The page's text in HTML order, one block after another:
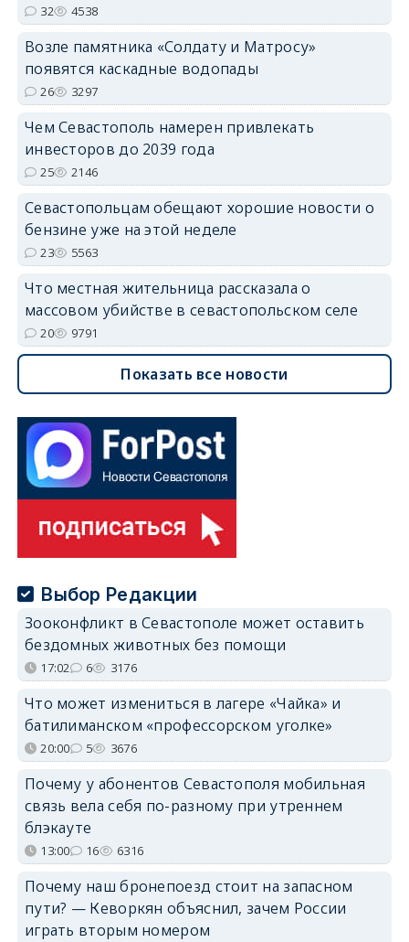
32 4538
Возле памятника «Солдату и Матросу»
появятся каскадные водопады
26 3297
Чем Севастополь намерен привлекать
инвесторов до 2039 года
25 2146
Севастопольцам обещают хорошие новости о
бензине уже на этой неделе
23 5563
Что местная жительница рассказала о
массовом убийстве в севастопольском селе
20 9791
Показать все новости
Выбор Редакции
Зооконфликт в Севастополе может оставить
бездомных животных без помощи
17:02 6 3176
Что может измениться в лагере «Чайка» и
батилиманском «профессорском уголке»
20:00 5 3676
Почему у абонентов Севастополя мобильная
связь вела себя по-разному при утреннем
блэкауте
13:00 16 6316
Почему наш бронепоезд стоит на запасном
пути? — Кеворкян объяснил, зачем России
играть вторым номером